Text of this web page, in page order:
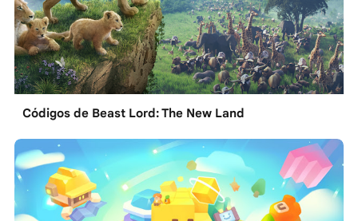
Códigos de Beast Lord: The New Land